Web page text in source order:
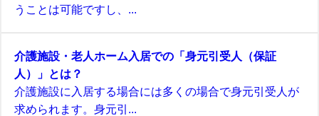
うことは可能ですし、...
介護施設・老人ホーム入居での「身元引受人（保証
人）」とは？
介護施設に入居する場合には多くの場合で身元引受人が
求められます。身元引...